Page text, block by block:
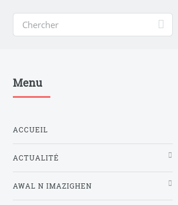
Menu
ACCUEIL
ACTUALITÉ
AWAL N IMAZIGHEN